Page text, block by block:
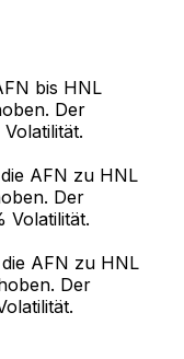
bis HNL
Der
AFN zu HNL
Der
Volatilität.
AFN zu HNL
Der